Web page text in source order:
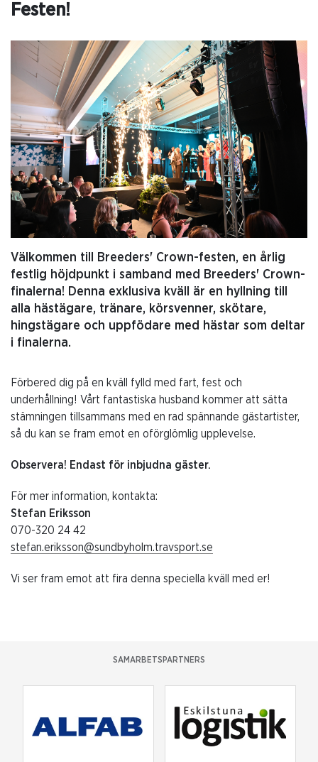
Festen!
Välkommen till Breeders' Crown-festen, en årlig
festlig höjdpunkt i samband med Breeders' Crown-
finalerna! Denna exklusiva kväll är en hyllning till
alla hästägare, tränare, körsvenner, skötare,
hingstägare och uppfödare med hästar som deltar
i finalerna.
Förbered dig på en kväll fylld med fart, fest och
underhållning! Vårt fantastiska husband kommer att sätta
stämningen tillsammans med en rad spännande gästartister,
så du kan se fram emot en oförglömlig upplevelse.
Observera! Endast för inbjudna gäster.
För mer information, kontakta:
Stefan Eriksson
070-320 24 42
stefan.eriksson@sundbyholm.travsport.se
Vi ser fram emot att fira denna speciella kväll med er!
SAMARBETSPARTNERS